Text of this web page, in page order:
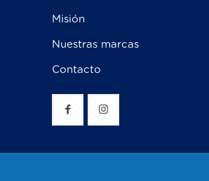
Misión
Nuestras marcas
Contacto